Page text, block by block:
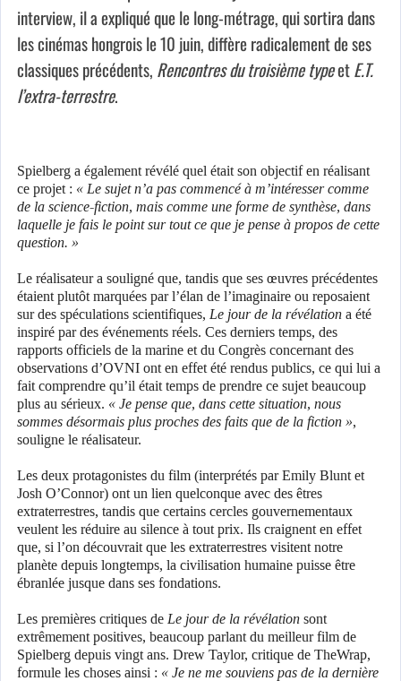
interview, il a expliqué que le long-métrage, qui sortira dans
les cinémas hongrois le 10 juin, diffère radicalement de ses
classiques précédents, Rencontres du troisième typeetE.T.
l’extra-terrestre.
Spielberg a également révélé quel était son objectif en réalisant
ce projet : « Le sujet n’a pas commencé à m’intéresser comme
de la science-fiction, mais comme une forme de synthèse, dans
laquelle je fais le point sur tout ce que je pense à propos de cette
question. »
Le réalisateur a souligné que, tandis que ses œuvres précédentes
étaient plutôt marquées par l’élan de l’imaginaire ou reposaient
sur des spéculations scientifiques, Le jour de la révélation a été
inspiré par des événements réels. Ces derniers temps, des
rapports officiels de la marine et du Congrès concernant des
observations d’OVNI ont en effet été rendus publics, ce qui lui a
fait comprendre qu’il était temps de prendre ce sujet beaucoup
plus au sérieux. « Je pense que, dans cette situation, nous
sommes désormais plus proches des faits que de la fiction »,
souligne le réalisateur.
Les deux protagonistes du film (interprétés par Emily Blunt et
Josh O’Connor) ont un lien quelconque avec des êtres
extraterrestres, tandis que certains cercles gouvernementaux
veulent les réduire au silence à tout prix. Ils craignent en effet
que, si l’on découvrait que les extraterrestres visitent notre
planète depuis longtemps, la civilisation humaine puisse être
ébranlée jusque dans ses fondations.
Les premières critiques de Le jour de la révélation sont
extrêmement positives, beaucoup parlant du meilleur film de
Spielberg depuis vingt ans. Drew Taylor, critique de TheWrap,
formule les choses ainsi : « Je ne me souviens pas de la dernière